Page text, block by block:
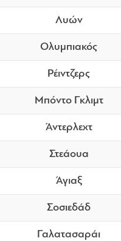
Λυών
Ολυμπιακός
Ρέιντζερς
Μπόντο Γκλιμτ
Άντερλεχτ
Στεάουα
Άγιαξ
Σοσιεδάδ
Γαλατασαράι